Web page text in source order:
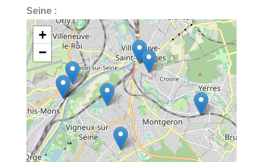
Seine :
+
−